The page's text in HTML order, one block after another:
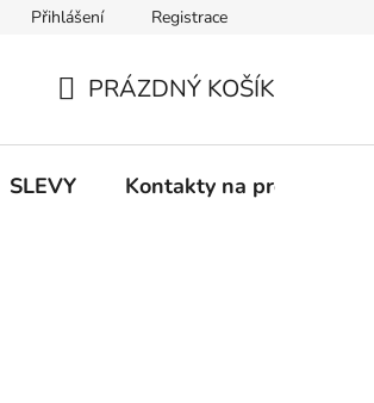
k on-line platbám Odstoupení od
Přihlášení Registrace
KOŠÍK
PRÁZDNÝ KOŠÍK
SLEVY Kontakty na prodejny